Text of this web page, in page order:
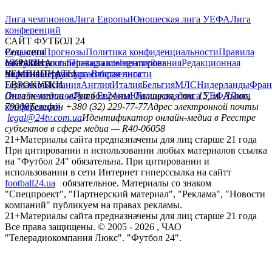
Лига чемпионовЛига ЕвропыЮношеская лига УЕФАЛига
конференций
САЙТ ФУТБОЛ 24
РедакцияПрогнозыПолитика конфиденциальностиПравила
сайтуКонтактыПравила комментированияРедакционная
политикаСтруктура собственности
Соц. сети
facebookxyoutubeinstagramtelegramviber
УКРАИНА
УкраинаПервая лигаВторая лига
ЧЕМПИОНАТЫ
ГерманияИспанияАнглияИталияБельгияМЛСНидерланды
ЕВРОКУБКИ
Лига чемпионовЛига ЕвропыЮношеская лига УЕФАЛига
конференций
Онлайн-медиа «Футбол 24»пл. Галицкая, дом. 15, м. Львов,
79008Телефон +380 (32) 229-77-77Адрес электронной почты
legal@24tv.com.uaИдентификатор онлайн-медиа в Реестре
субъектов в сфере медиа — R40-06058
21+Материалы сайта предназначены для лиц старше 21 года
При цитировании и использовании любых материалов ссылка
на "Футбол 24" обязательна. При цитировании и
использовании в сети Интернет гиперссылка на сайтт
football24.ua
обязательное. Материалы со знаком
"Спецпроект", "Партнерский материал", "Реклама", "Новости
компаний" публикуем на правах рекламы.
21+Материалы сайта предназначены для лиц старше 21 года
Все права защищены. © 2005 - 2026 , ЧАО
"Телерадиокомпания Люкс". "Футбол 24".